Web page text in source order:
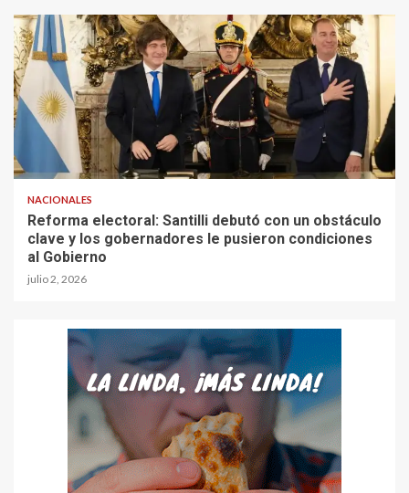
NACIONALES
Reforma electoral: Santilli debutó con un obstáculo
clave y los gobernadores le pusieron condiciones
al Gobierno
julio 2, 2026